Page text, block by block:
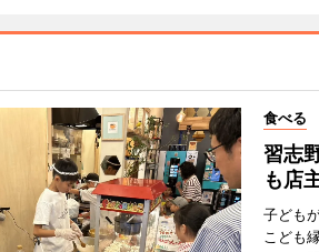
食べる
習志
も店
子ども
こども